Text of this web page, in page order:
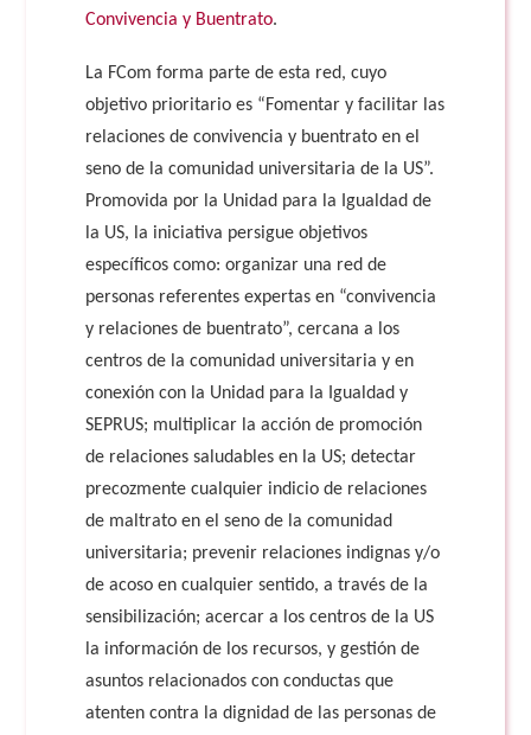
Convivencia y Buentrato.
La FCom forma parte de esta red, cuyo
objetivo prioritario es “Fomentar y facilitar las
relaciones de convivencia y buentrato en el
seno de la comunidad universitaria de la US”.
Promovida por la Unidad para la Igualdad de
la US, la iniciativa persigue objetivos
específicos como: organizar una red de
personas referentes expertas en “convivencia
y relaciones de buentrato”, cercana a los
centros de la comunidad universitaria y en
conexión con la Unidad para la Igualdad y
SEPRUS; multiplicar la acción de promoción
de relaciones saludables en la US; detectar
precozmente cualquier indicio de relaciones
de maltrato en el seno de la comunidad
universitaria; prevenir relaciones indignas y/o
de acoso en cualquier sentido, a través de la
sensibilización; acercar a los centros de la US
la información de los recursos, y gestión de
asuntos relacionados con conductas que
atenten contra la dignidad de las personas de